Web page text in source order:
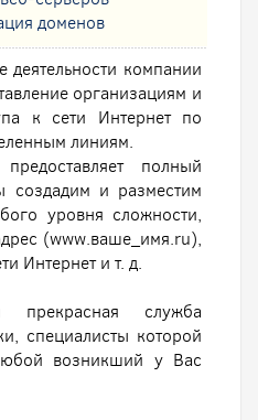
доменов
деятельности компании
организациям и
к сети Интернет по
линиям.
полный
создадим и разместим
уровня сложности,
(www.ваше_имя.ru),
Интернет и т. д.
служба
специалисты которой
возникший у Вас